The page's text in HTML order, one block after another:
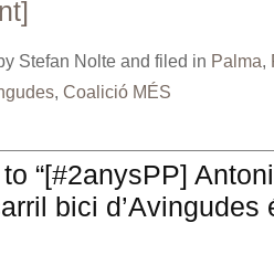
Stefan Nolte and filed in Palma,
, Coalició MÉS
“[#2anysPP]
bici d’Avingudes